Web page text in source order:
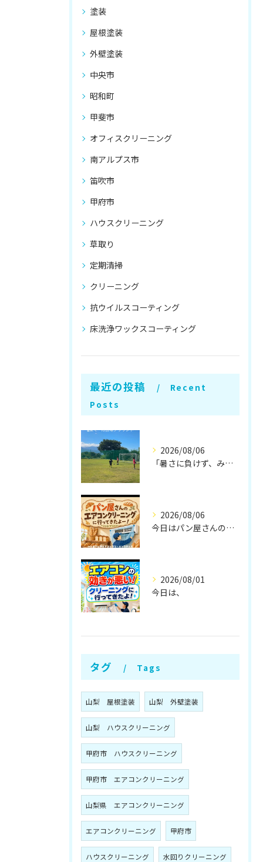
塗装
屋根塗装
外壁塗装
中央市
昭和町
甲斐市
オフィスクリーニング
南アルプス市
笛吹市
甲府市
ハウスクリーニング
草取り
定期清掃
クリーニング
抗ウイルスコーティング
床洗浄ワックスコーティング
最近の投稿
Recent
Posts
2026/08/06
「暑さに負けず、みんなでレベルアップラク！⚽🔥」
2026/08/06
今日はパン屋さんのエアコンクリーニングに行ってきたラク〜🥐✨
2026/08/01
今日は、
タグ Tags
山梨 屋根塗装 山梨 外壁塗装
山梨 ハウスクリーニング
甲府市 ハウスクリーニング
甲府市 エアコンクリーニング
山梨県 エアコンクリーニング
エアコンクリーニング 甲府市
ハウスクリーニング 水回りクリーニング